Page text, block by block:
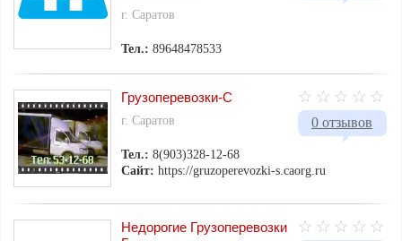
г. Саратов
Тел.:89648478533
0 отзывов
Грузоперевозки-С
г. Саратов
Тел.:8(903)328-12-68
Сайт: https://gruzoperevozki-s.caorg.ru
Недорогие Грузоперевозки